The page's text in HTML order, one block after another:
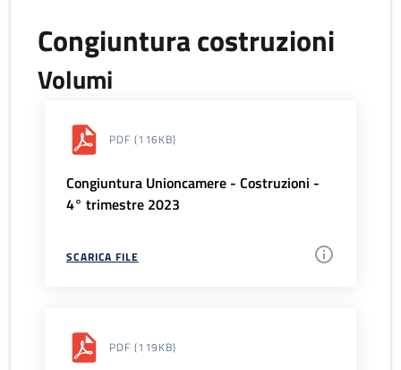
Congiuntura costruzioni
Volumi
PDF (116KB)
Congiuntura Unioncamere - Costruzioni -
4° trimestre 2023
SCARICA FILE
PDF (119KB)